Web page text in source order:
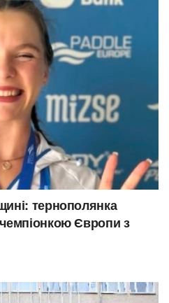
тернополянка
Європи з